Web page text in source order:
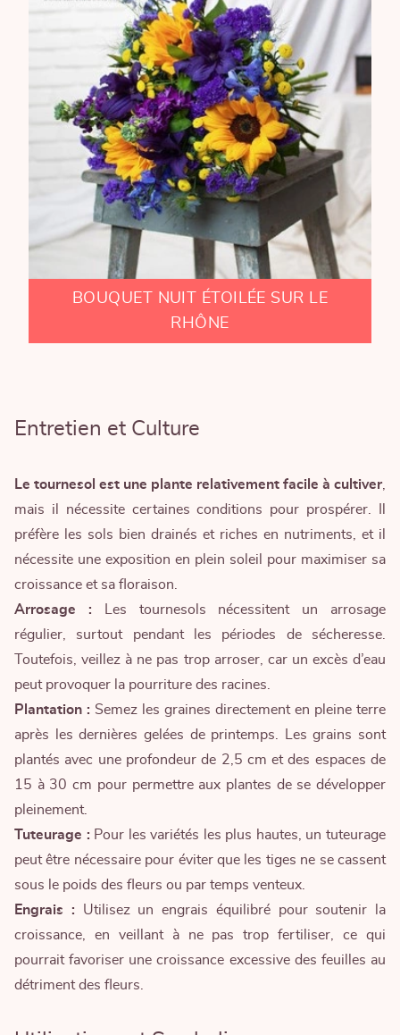
BOUQUET NUIT ÉTOILÉE SUR LE
RHÔNE
Entretien et Culture
Le tournesol est une plante relativement facile à cultiver,
mais il nécessite certaines conditions pour prospérer. Il
préfère les sols bien drainés et riches en nutriments, et il
nécessite une exposition en plein soleil pour maximiser sa
croissance et sa floraison.
Arrosage : Les tournesols nécessitent un arrosage
régulier, surtout pendant les périodes de sécheresse.
Toutefois, veillez à ne pas trop arroser, car un excès d’eau
peut provoquer la pourriture des racines.
Plantation : Semez les graines directement en pleine terre
après les dernières gelées de printemps. Les grains sont
plantés avec une profondeur de 2,5 cm et des espaces de
15 à 30 cm pour permettre aux plantes de se développer
pleinement.
Tuteurage : Pour les variétés les plus hautes, un tuteurage
peut être nécessaire pour éviter que les tiges ne se cassent
sous le poids des fleurs ou par temps venteux.
Engrais : Utilisez un engrais équilibré pour soutenir la
croissance, en veillant à ne pas trop fertiliser, ce qui
pourrait favoriser une croissance excessive des feuilles au
détriment des fleurs.